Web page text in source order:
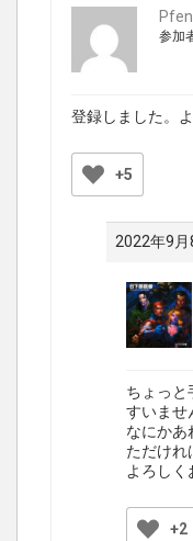
Pfen
参加
登録しました。
+5
2022年9月
ちょっと
すいませ
なにかあ
ただけれ
よろしく
+2